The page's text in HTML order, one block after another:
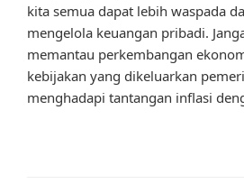
kita semua dapat lebih waspada
mengelola keuangan pribadi.
memantau perkembangan
kebijakan yang dikeluarkan
menghadapi tantangan inflasi